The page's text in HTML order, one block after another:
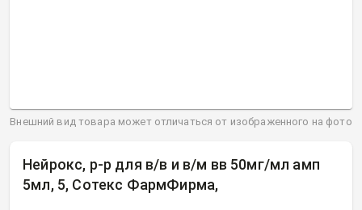
Нейрокс, р-р для в/в и в/м вв 50мг/мл амп
5мл, 5, Сотекс ФармФирма,
Внешний вид товара может отличаться от изображенного на фото